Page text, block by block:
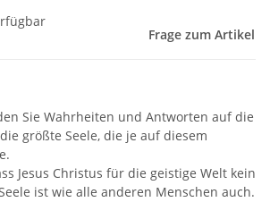
Frage zum Artikel
Sie Wahrheiten und Antworten auf die
größte Seele, die je auf diesem
Jesus Christus für die geistige Welt kein
ist wie alle anderen Menschen auch.